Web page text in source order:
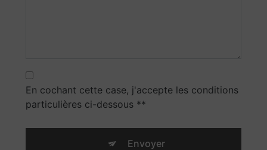
En cochant cette case, j'accepte les conditions
particulières ci-dessous **
Envoyer